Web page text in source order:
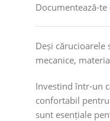
Documentează-
Deși cărucioarele
mecanice,
Investind într-un
confortabil
sunt esențiale